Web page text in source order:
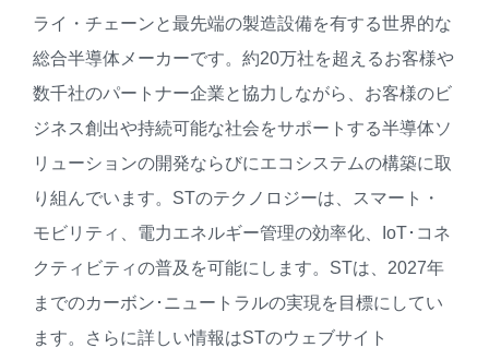
ライ・チェーンと最先端の製造設備を有する世界的な
総合半導体メーカーです。約20万社を超えるお客様や
数千社のパートナー企業と協力しながら、お客様のビ
ジネス創出や持続可能な社会をサポートする半導体ソ
リューションの開発ならびにエコシステムの構築に取
り組んでいます。STのテクノロジーは、スマート・
モビリティ、電力エネルギー管理の効率化、IoT･コネ
クティビティの普及を可能にします。STは、2027年
までのカーボン･ニュートラルの実現を目標にしてい
ます。さらに詳しい情報はSTのウェブサイト